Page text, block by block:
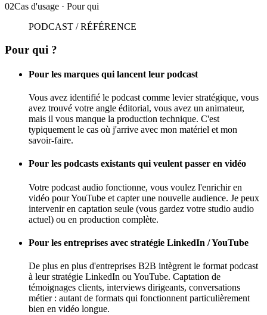
02Cas d'usage · Pour qui
PODCAST / RÉFÉRENCE
Pour qui ?
Pour les marques qui lancent leur podcast
Vous avez identifié le podcast comme levier stratégique, vous
avez trouvé votre angle éditorial, vous avez un animateur,
mais il vous manque la production technique. C'est
typiquement le cas où j'arrive avec mon matériel et mon
savoir-faire.
Pour les podcasts existants qui veulent passer en vidéo
Votre podcast audio fonctionne, vous voulez l'enrichir en
vidéo pour YouTube et capter une nouvelle audience. Je peux
intervenir en captation seule (vous gardez votre studio audio
actuel) ou en production complète.
Pour les entreprises avec stratégie LinkedIn / YouTube
De plus en plus d'entreprises B2B intègrent le format podcast
à leur stratégie LinkedIn ou YouTube. Captation de
témoignages clients, interviews dirigeants, conversations
métier : autant de formats qui fonctionnent particulièrement
bien en vidéo longue.